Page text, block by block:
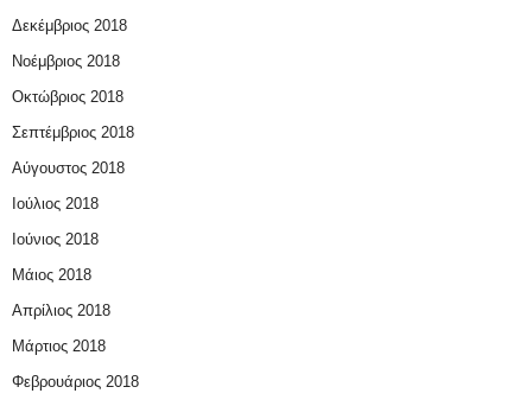
Δεκέμβριος 2018
Νοέμβριος 2018
Οκτώβριος 2018
Σεπτέμβριος 2018
Αύγουστος 2018
Ιούλιος 2018
Ιούνιος 2018
Μάιος 2018
Απρίλιος 2018
Μάρτιος 2018
Φεβρουάριος 2018